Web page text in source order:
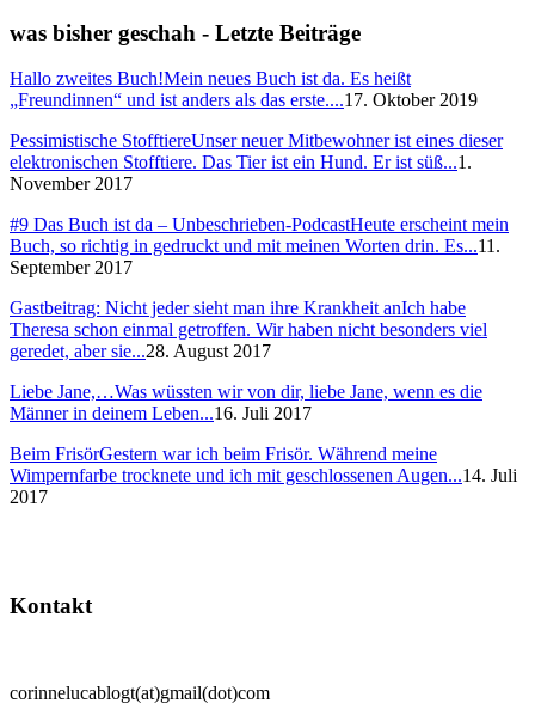
was bisher geschah - Letzte Beiträge
Hallo zweites Buch!Mein neues Buch ist da. Es heißt
„Freundinnen“ und ist anders als das erste....17. Oktober 2019
Pessimistische StofftiereUnser neuer Mitbewohner ist eines dieser
elektronischen Stofftiere. Das Tier ist ein Hund. Er ist süß...1.
November 2017
#9 Das Buch ist da – Unbeschrieben-PodcastHeute erscheint mein
Buch, so richtig in gedruckt und mit meinen Worten drin. Es...11.
September 2017
Gastbeitrag: Nicht jeder sieht man ihre Krankheit anIch habe
Theresa schon einmal getroffen. Wir haben nicht besonders viel
geredet, aber sie...28. August 2017
Liebe Jane,…Was wüssten wir von dir, liebe Jane, wenn es die
Männer in deinem Leben...16. Juli 2017
Beim FrisörGestern war ich beim Frisör. Während meine
Wimpernfarbe trocknete und ich mit geschlossenen Augen...14. Juli
2017
Kontakt
corinnelucablogt(at)gmail(dot)com